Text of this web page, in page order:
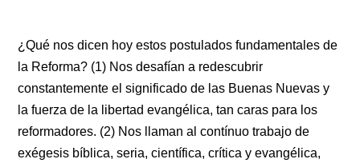
¿Qué nos dicen hoy estos postulados fundamentales de
la Reforma? (1) Nos desafían a redescubrir
constantemente el significado de las Buenas Nuevas y
la fuerza de la libertad evangélica, tan caras para los
reformadores. (2) Nos llaman al contínuo trabajo de
exégesis bíblica, seria, científica, crítica y evangélica,